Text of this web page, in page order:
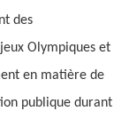
des
Olympiques et
en matière de
publique durant